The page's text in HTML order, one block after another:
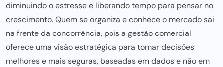
diminuindo o estresse e liberando tempo para pensar no
crescimento. Quem se organiza e conhece o mercado sai
na frente da concorrência, pois a gestão comercial
oferece uma visão estratégica para tomar decisões
melhores e mais seguras, baseadas em dados e não em